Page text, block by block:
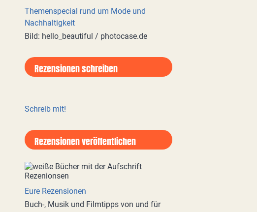
Themenspecial rund um Mode und
Nachhaltigkeit
Bild: hello_beautiful / photocase.de
Rezensionen schreiben
Schreib mit!
Rezensionen veröffentlichen
Eure Rezensionen
Buch-, Musik und Filmtipps von und für